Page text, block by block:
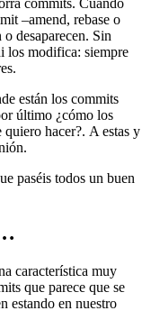
commits. Cuando
–amend, rebase o
desaparecen. Sin
los modifica: siempre
están los commits
último ¿cómo los
hacer?. A estas y
paséis todos un buen
característica muy
que parece que se
estando en nuestro